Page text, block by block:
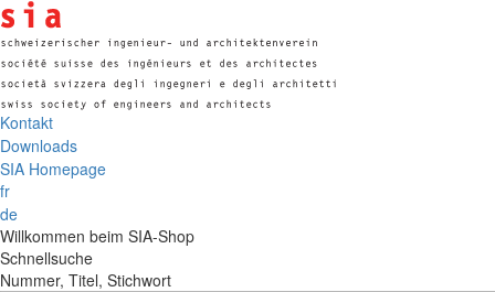
Kontakt
Downloads
SIA Homepage
fr
de
Willkommen beim SIA-Shop
Schnellsuche
Nummer, Titel, Stichwort